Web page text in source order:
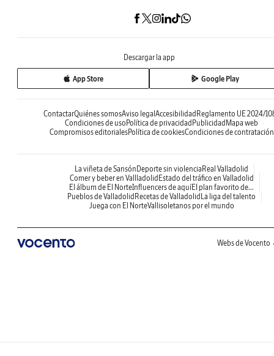
Descargar la app
App Store Google Play
ContactarQuiénes somosAviso legal Accesibilidad Reglamento UE 2024/
Condiciones de uso Política de privacidad Publicidad Mapa web
Compromisos editorialesPolítica de cookiesCondiciones de contratación
La viñeta de Sansón Deporte sin violencia Real Valladolid
Comer y beber en Vallladolid Estado del tráfico en Valladolid
El álbum de El NorteInfluencers de aquíEl plan favorito de...
Pueblos de Valladolid Recetas de Valladolid La liga del talento
Juega con El NorteVallisoletanos por el mundo
Webs de Vocento